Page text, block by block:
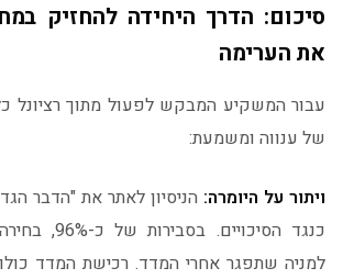
סיכום: הדרך היחידה להחזיק
את הערימה
עבור המשקיע המבקש לפעול מתוך רציונל
של ענווה ומשמעת:
ויתור על היומרה: הניסיון לאתר את "הדבר
כנגד
למניה שתפגר אחרי המדד. רכישת המדד